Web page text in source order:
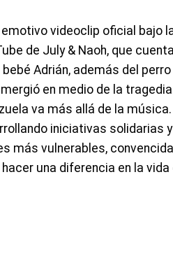
videoclip oficial bajo
de July & Naoh, que
Adrián, además del
en medio de la
va más allá de la
iniciativas solidarias
más vulnerables,
una diferencia en la